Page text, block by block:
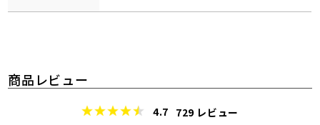
商品レビュー
4.7 729 レビュー